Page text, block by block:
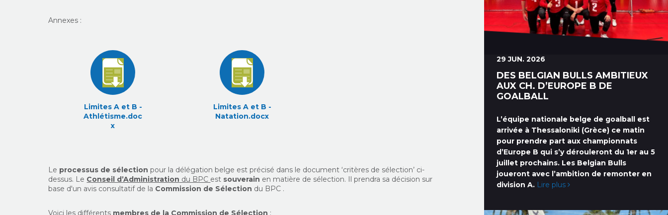
Annexes :
Limites A et B -
Athlétisme.doc
x
Limites A et B -
Natation.docx
Le processus de sélection pour la délégation belge est précisé dans le document ‘critères de sélection’ ci-
dessus. Le Conseil d’Administration du BPC est souverain en matière de sélection. Il prendra sa décision sur
base d'un avis consultatif de la Commission de Sélection du BPC .
Voici les différents membres de la Commission de Sélection :
29 JUN. 2026
DES BELGIAN BULLS AMBITIEUX
AUX CH. D’EUROPE B DE
GOALBALL
L’équipe nationale belge de goalball est
arrivée à Thessaloniki (Grèce) ce matin
pour prendre part aux championnats
d’Europe B qui s’y dérouleront du 1er au 5
juillet prochains. Les Belgian Bulls
joueront avec l’ambition de remonter en
division A. Lire plus